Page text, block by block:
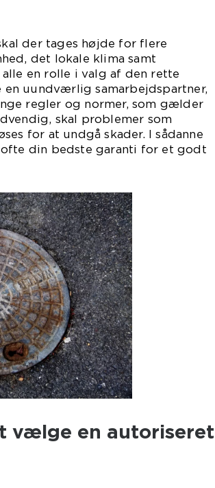
der tages højde for flere
det lokale klima samt
en rolle i valg af den rette
en uundværlig samarbejdspartner,
regler og normer, som gælder
skal problemer som
for at undgå skader. I sådanne
din bedste garanti for et godt
vælge en autoriseret